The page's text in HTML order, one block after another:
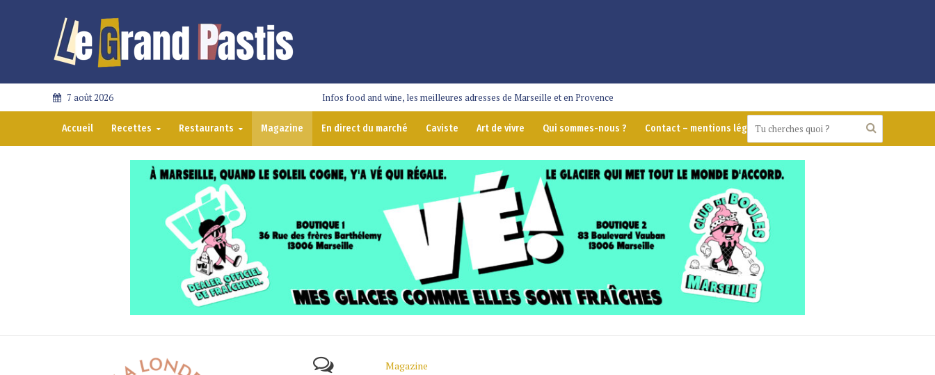
7 août 2026 Infos food and wine, les meilleures adresses de Marseille et en Provence
Accueil Recettes Restaurants Magazine En direct du marché Caviste Art de vivre Qui sommes-nous ? Contact – mentions légales
Magazine